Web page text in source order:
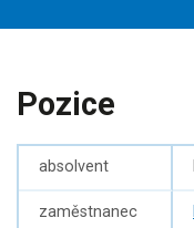
Pozice
absolvent
zaměstnanec